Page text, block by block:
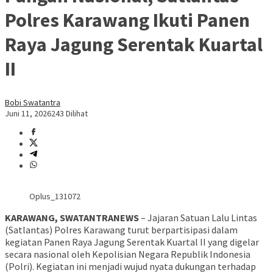
Polres Karawang Ikuti Panen
Raya Jagung Serentak Kuartal
II
Bobi Swatantra
Juni 11, 2026243 Dilihat
Oplus_131072
KARAWANG, SWATANTRANEWS– Jajaran Satuan Lalu Lintas
(Satlantas) Polres Karawang turut berpartisipasi dalam
kegiatan Panen Raya Jagung Serentak Kuartal II yang digelar
secara nasional oleh Kepolisian Negara Republik Indonesia
(Polri). Kegiatan ini menjadi wujud nyata dukungan terhadap